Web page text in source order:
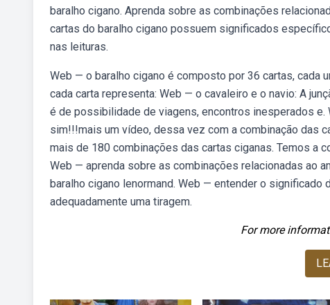
baralho cigano. Aprenda sobre as combinações
cartas do baralho cigano possuem significados
nas leituras.
Web — o baralho cigano é composto por 36 cartas, cada
cada carta representa: Web — o cavaleiro e o navio: A
é de possibilidade de viagens, encontros inesperados
sim!!!mais um vídeo, dessa vez com a combinação das
mais de 180 combinações das cartas ciganas. Temos a
Web — aprenda sobre as combinações relacionadas ao
baralho cigano lenormand. Web — entender o significado
adequadamente uma tiragem.
For more